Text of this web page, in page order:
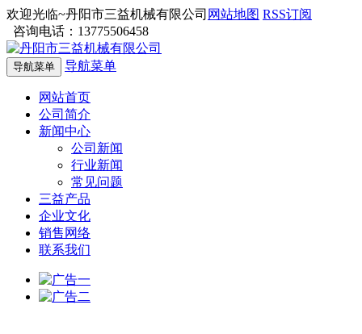
欢迎光临~丹阳市三益机械有限公司 网站地图 RSS订阅
咨询电话：13775506458
导航菜单 导航菜单
网站首页
公司简介
新闻中心
公司新闻
行业新闻
常见问题
三益产品
企业文化
销售网络
联系我们